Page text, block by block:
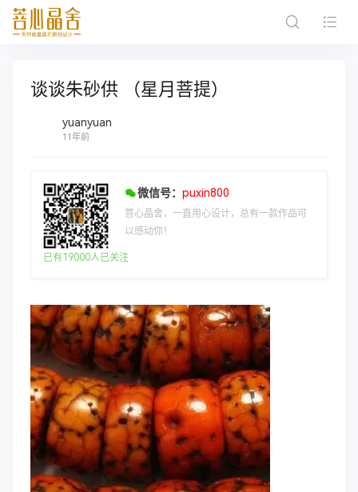
谈谈朱砂供 （星月菩提）
yuanyuan
11年前
微信号： puxin800
菩心晶舍，一直用心设计，总有一款作品可
以感动你！
已有19000人已关注